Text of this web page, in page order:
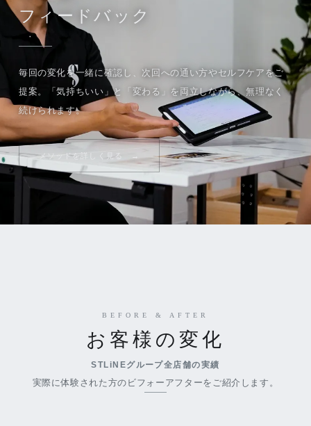
フィードバック
毎回の変化を一緒に確認し、次回への通い方やセルフケアをご
提案。「気持ちいい」と「変わる」を両立しながら、無理なく
続けられます。
メソッドを詳しく見る
BEFORE & AFTER
お客様の変化
STLiNEグループ全店舗の実績
実際に体験された方のビフォーアフターをご紹介します。